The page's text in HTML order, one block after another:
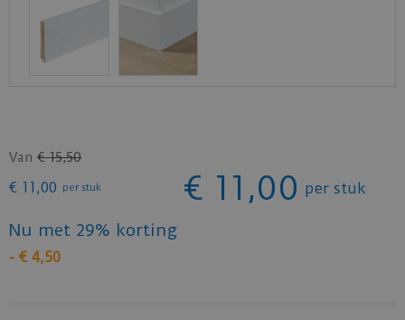
Van € 15,50
€ 11 ,00 per stuk € 11 ,00 per stuk
Nu met 29% korting
- € 4,50